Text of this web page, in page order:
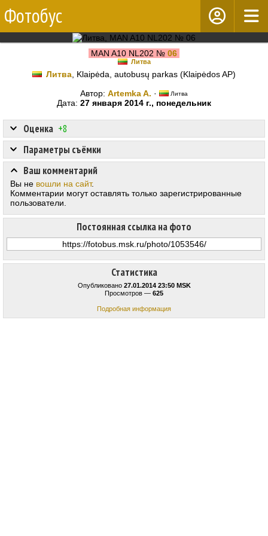
Фотобус
MAN A10 NL202 № 06
Литва
Литва , Klaipėda, autobusų parkas (Klaipėdos AP)
Автор: Artemka A. · Литва
Дата: 27 января 2014 г., понедельник
Статистика
Опубликовано 27.01.2014 23:50 MSK
Просмотров — 625
Подробная информация
Оценка +8
Постоянная ссылка на фото
Параметры съёмки
Ваш комментарий
Вы не вошли на сайт.
Комментарии могут оставлять только зарегистрированные
пользователи.